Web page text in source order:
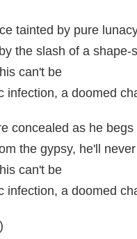
tainted by pure
the slash of a shape-
can't be
infection, a doomed
concealed as he begs
the gypsy, he'll
can't be
infection, a doomed